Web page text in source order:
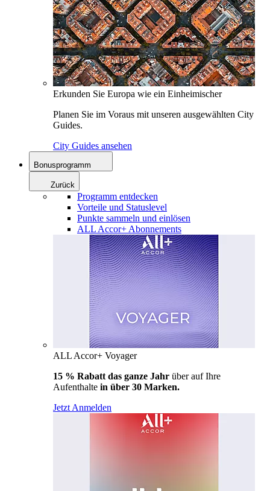
Erkunden Sie Europa wie ein Einheimischer
Planen Sie im Voraus mit unseren ausgewählten City
Guides.
City Guides ansehen
Bonusprogramm
Zurück
Programm entdecken
Vorteile und Statuslevel
Punkte sammeln und einlösen
ALL Accor+ Abonnements
ALL Accor+ Voyager
15 % Rabatt das ganze Jahr über auf Ihre
Aufenthalte in über 30 Marken.
Jetzt Anmelden